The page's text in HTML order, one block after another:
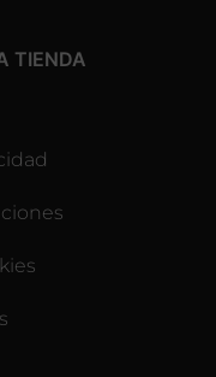
TIENDA